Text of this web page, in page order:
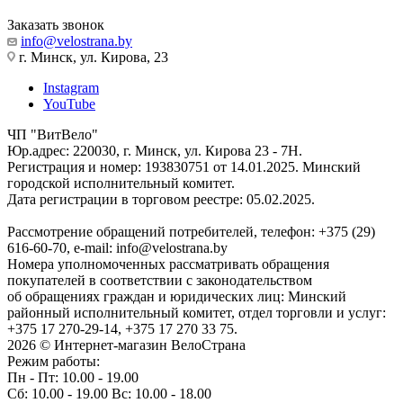
Заказать звонок
info@velostrana.by
г. Минск, ул. Кирова, 23
Instagram
YouTube
ЧП "ВитВело"
Юр.адрес: 220030, г. Минск, ул. Кирова 23 - 7Н.
Регистрация и номер: 193830751 от 14.01.2025. Минский
городской исполнительный комитет.
Дата регистрации в торговом реестре: 05.02.2025.
Рассмотрение обращений потребителей, телефон: +375 (29)
616-60-70, e-mail: info@velostrana.by
Номера уполномоченных рассматривать обращения
покупателей в соответствии с законодательством
об обращениях граждан и юридических лиц: Минский
районный исполнительный комитет, отдел торговли и услуг:
+375 17 270-29-14, +375 17 270 33 75.
2026 © Интернет-магазин ВелоСтрана
Режим работы:
Пн - Пт: 10.00 - 19.00
Сб: 10.00 - 19.00 Вс: 10.00 - 18.00